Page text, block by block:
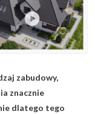
zabudowy,
znacznie
dlatego tego